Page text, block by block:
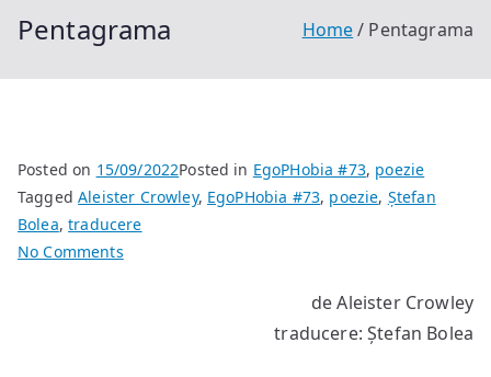
Pentagrama Home Pentagrama
Posted on 15/09/2022Posted in EgoPHobia #73, poezie
TaggedAleister Crowley, EgoPHobia #73, poezie, Ștefan
Bolea,traducere
No Commentson
de Aleister Crowley
traducere: Ștefan Bolea